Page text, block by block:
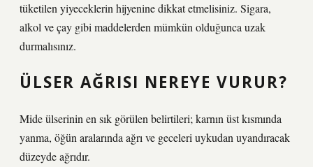
tüketilen yiyeceklerin hijyenine dikkat etmelisiniz. Sigara,
alkol ve çay gibi maddelerden mümkün olduğunca uzak
durmalısınız.
ÜLSER AĞRISI NEREYE VURUR?
Mide ülserinin en sık görülen belirtileri; karnın üst kısmında
yanma, öğün aralarında ağrı ve geceleri uykudan uyandıracak
düzeyde ağrıdır.